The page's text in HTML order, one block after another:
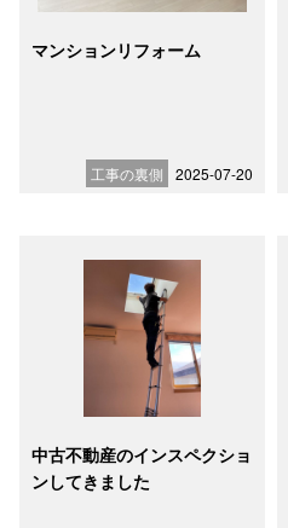
マンションリフォーム
工事の裏側 2025-07-20
中古不動産のインスペクショ
ンしてきました